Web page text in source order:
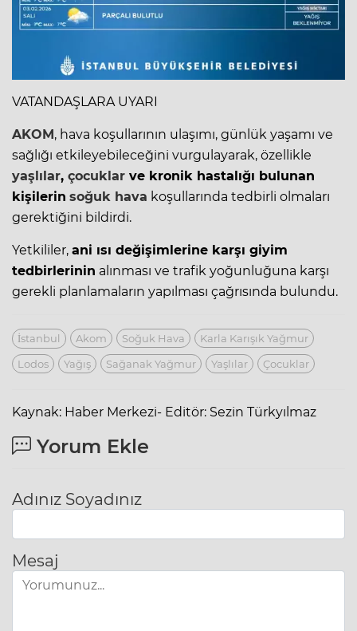
VATANDAŞLARA UYARI
AKOM, hava koşullarının ulaşımı, günlük yaşamı ve
sağlığı etkileyebileceğini vurgulayarak, özellikle
yaşlılar, çocuklar ve kronik hastalığı bulunan
kişilerin soğuk hava koşullarında tedbirli olmaları
gerektiğini bildirdi.
Yetkililer, ani ısı değişimlerine karşı giyim
tedbirlerinin alınması ve trafik yoğunluğuna karşı
gerekli planlamaların yapılması çağrısında bulundu.
İstanbul Akom Soğuk Hava
Karla Karışık Yağmur
Lodos
Yağış Sağanak Yağmur Yaşlılar Çocuklar
Kaynak: Haber Merkezi- Editör: Sezin Türkyılmaz
Yorum Ekle
Adınız Soyadınız
Mesaj